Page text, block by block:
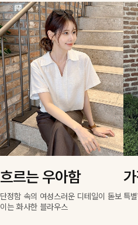
흐르는 우아함
단정함 속의 여성스러운 디테일이 돋보
이는 화사한 블라우스
특